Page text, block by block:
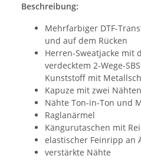
Beschreibung:
Mehrfarbiger DTF-
und auf dem Rücken
Herren-Sweatjacke mit
verdecktem 2-Wege-
Kunststoff mit
Kapuze mit zwei
Nähte Ton-in-Ton und
Raglanärmel
Kängurutaschen mit
elastischer Feinripp an
verstärkte Nähte